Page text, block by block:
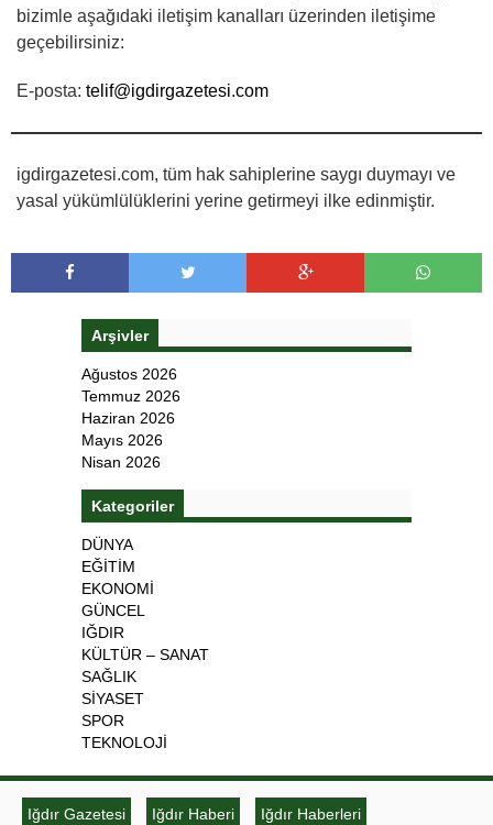
bizimle aşağıdaki iletişim kanalları üzerinden iletişime
geçebilirsiniz:
E-posta: telif@igdirgazetesi.com
igdirgazetesi.com, tüm hak sahiplerine saygı duymayı ve
yasal yükümlülüklerini yerine getirmeyi ilke edinmiştir.
Arşivler
Ağustos 2026
Temmuz 2026
Haziran 2026
Mayıs 2026
Nisan 2026
Kategoriler
DÜNYA
EĞİTİM
EKONOMİ
GÜNCEL
IĞDIR
KÜLTÜR – SANAT
SAĞLIK
SİYASET
SPOR
TEKNOLOJİ
Iğdır Gazetesi Iğdır Haberi Iğdır Haberleri